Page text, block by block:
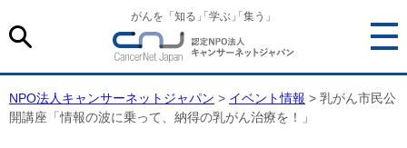
がんを「知る 「学ぶ 「集う」
NPO法人キャンサーネットジャパン > イベント情報 > 乳がん市民公
開講座「情報の波に乗って、納得の乳がん治療を！」